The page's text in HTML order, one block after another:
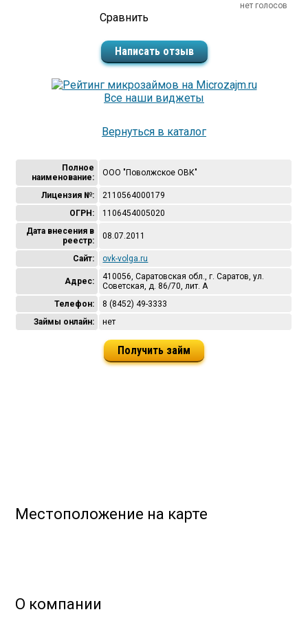
нет голосов
Написать отзыв
Все наши виджеты
Вернуться в каталог
Полное
наименование:
ООО "Поволжское ОВК"
Лицензия №:
2110564000179
ОГРН:
1106454005020
Дата внесения в
реестр:
08.07.2011
Сайт: ovk-volga.ru
Адрес:
410056, Саратовская обл., г. Саратов, ул.
Советская, д. 86/70, лит. А
Телефон:
8 (8452) 49-3333
Займы онлайн:
нет
Получить займ
Местоположение на карте
О компании